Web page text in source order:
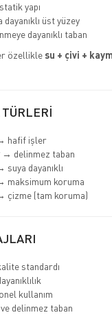
yapı
dayanıklı üst yüzey
dayanıklı taban
özellikle su + çivi +
hafif işler
→ delinmez taban
suya dayanıklı
maksimum koruma
çizme (tam koruma)
standardı
kullanım
delinmez taban